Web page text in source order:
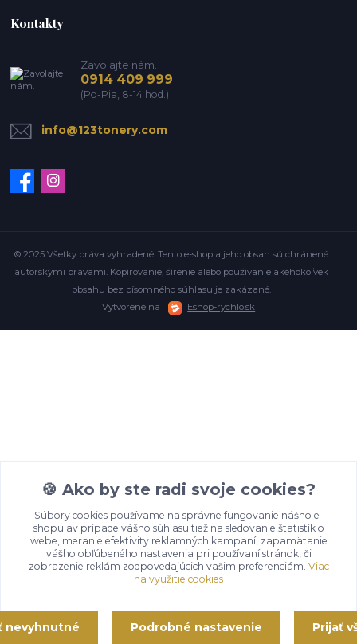
Kontakty
Zavolajte nám.
0914 409 999
(Po-Pia, 8-14 hod.)
info@123tonery.com
© 2025 Všetky práva vyhradené. Tento e-shop a jeho obsah sú chránené
autorskými právami. Kopírovanie, šírenie alebo používanie akéhokoľvek
obsahu bez písomného súhlasu je zakázané.
Vytvorené na
Eshop-rychlo.sk
🍪 Ako by ste radi svoje cookies?
Súbory cookies používame na správne fungovanie nášho e-
shopu av prípade vášho súhlasu tiež na sledovanie štatistík o
webe, meranie efektivity reklamných kampaní, zapamätanie
vášho obľúbeného nastavenia pri používaní stránok, či
zobrazenie reklám zodpovedajúcich vašim preferenciám. Viac
na využitie cookies
nevyhnutné Podrobné nastavenie Prijať